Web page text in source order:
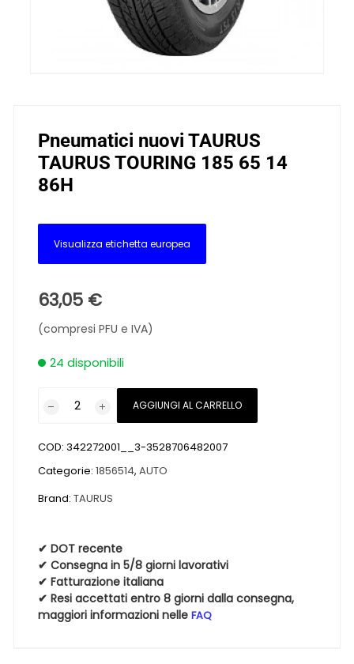
Pneumatici nuovi TAURUS
TAURUS TOURING 185 65 14
86H
Visualizza etichetta europea
63,05 €
(compresi PFU e IVA)
24 disponibili
TAURUS
TOURING
86H
quantità
AGGIUNGI AL CARRELLO
COD:342272001__3-3528706482007
Categorie:1856514,AUTO
Brand:TAURUS
✔ DOT recente
✔ Consegna in 5/8 giorni lavorativi
✔ Fatturazione italiana
✔ Resi accettati entro 8 giorni dalla consegna,
maggiori informazioni nelleFAQ